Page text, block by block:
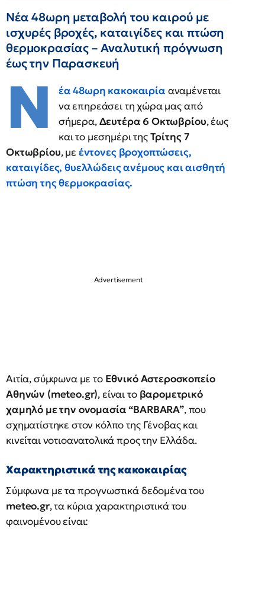
Νέα 48ωρη μεταβολή του καιρού με
ισχυρές βροχές, καταιγίδες και πτώση
θερμοκρασίας – Αναλυτική πρόγνωση
έως την Παρασκευή
Ν έα48ωρη κακοκαιρία αναμένεται
να επηρεάσει τη χώρα μας από
σήμερα,Δευτέρα 6 Οκτωβρίου, έως
και το μεσημέρι τηςΤρίτης 7
Οκτωβρίου, με έντονες βροχοπτώσεις,
καταιγίδες,θυελλώδεις ανέμους καιαισθητή
πτώση της θερμοκρασίας.
Αιτία, σύμφωνα με το Εθνικό Αστεροσκοπείο
Αθηνών (meteo.gr), είναι το βαρομετρικό
χαμηλό με την ονομασία “BARBARA”, που
σχηματίστηκε στον κόλπο της Γένοβας και
κινείται νοτιοανατολικά προς την Ελλάδα.
Χαρακτηριστικά της κακοκαιρίας
Σύμφωνα με τα προγνωστικά δεδομένα του
meteo.gr, τα κύρια χαρακτηριστικά του
φαινομένου είναι: